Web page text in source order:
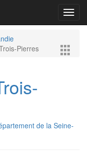
Pierres
de la Seine-